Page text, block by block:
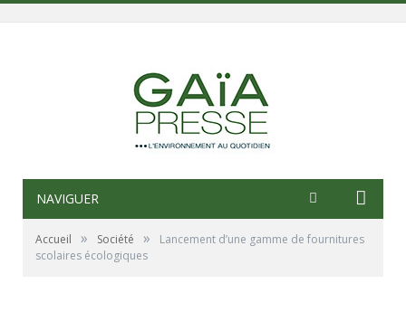
NAVIGUER
Accueil » Société »
Lancement d’une gamme de fournitures
scolaires écologiques